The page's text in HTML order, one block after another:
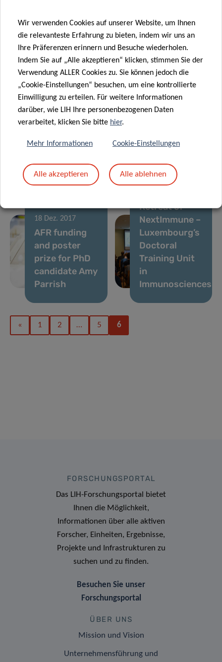
allergology
researchers
distinguished
at Europe’s
largest allergy
conference
NextImmune
PhD retreat
2019: insights
into hot
immunology
topics
13 Aug. 2018
LIH PhD
candidate
made 39
inspiring
the 2018
Laureate
Meeting
researchers
report the
current
metabolism in
prestigious
reviews
18 Dez. 2017
AFR funding
and poster
prize for PhD
candidate Amy
Parrish
14 Dez. 2017
Retreat of
NextImmune –
Luxembourg’s
Doctoral
Training Unit
in
Immunosciences
« 1 2 … 5 6
FORSCHUNGSPORTAL
Das LIH-Forschungsportal bietet
Ihnen die Möglichkeit,
Informationen über alle aktiven
Forscher, Einheiten, Ergebnisse,
Projekte und Infrastrukturen zu
suchen und zu finden.
Besuchen Sie unser
Forschungsportal
ÜBER UNS
Mission und Vision
Unternehmensführung und
Wir verwenden Cookies auf unserer Website, um Ihnen
die relevanteste Erfahrung zu bieten, indem wir uns an
Ihre Präferenzen erinnern und Besuche wiederholen.
Indem Sie auf „Alle akzeptieren“ klicken, stimmen Sie der
Verwendung ALLER Cookies zu. Sie können jedoch die
„Cookie-Einstellungen“ besuchen, um eine kontrollierte
Einwilligung zu erteilen. Für weitere Informationen
darüber, wie LIH Ihre personenbezogenen Daten
verarbeitet, klicken Sie bitte hier.
Mehr Informationen Cookie-Einstellungen
Alle akzeptieren Alle ablehnen